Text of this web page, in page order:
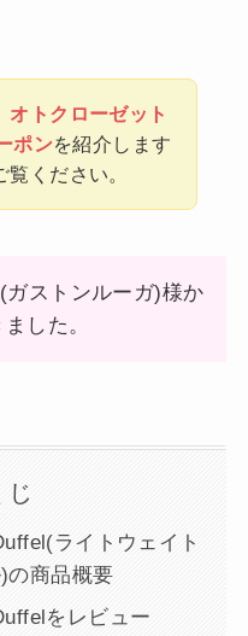
オトクローゼット
ポンを紹介します
ください。
ストンルーガ)様か
した。
じ
ライトウェイト
の商品概要
をレビュー